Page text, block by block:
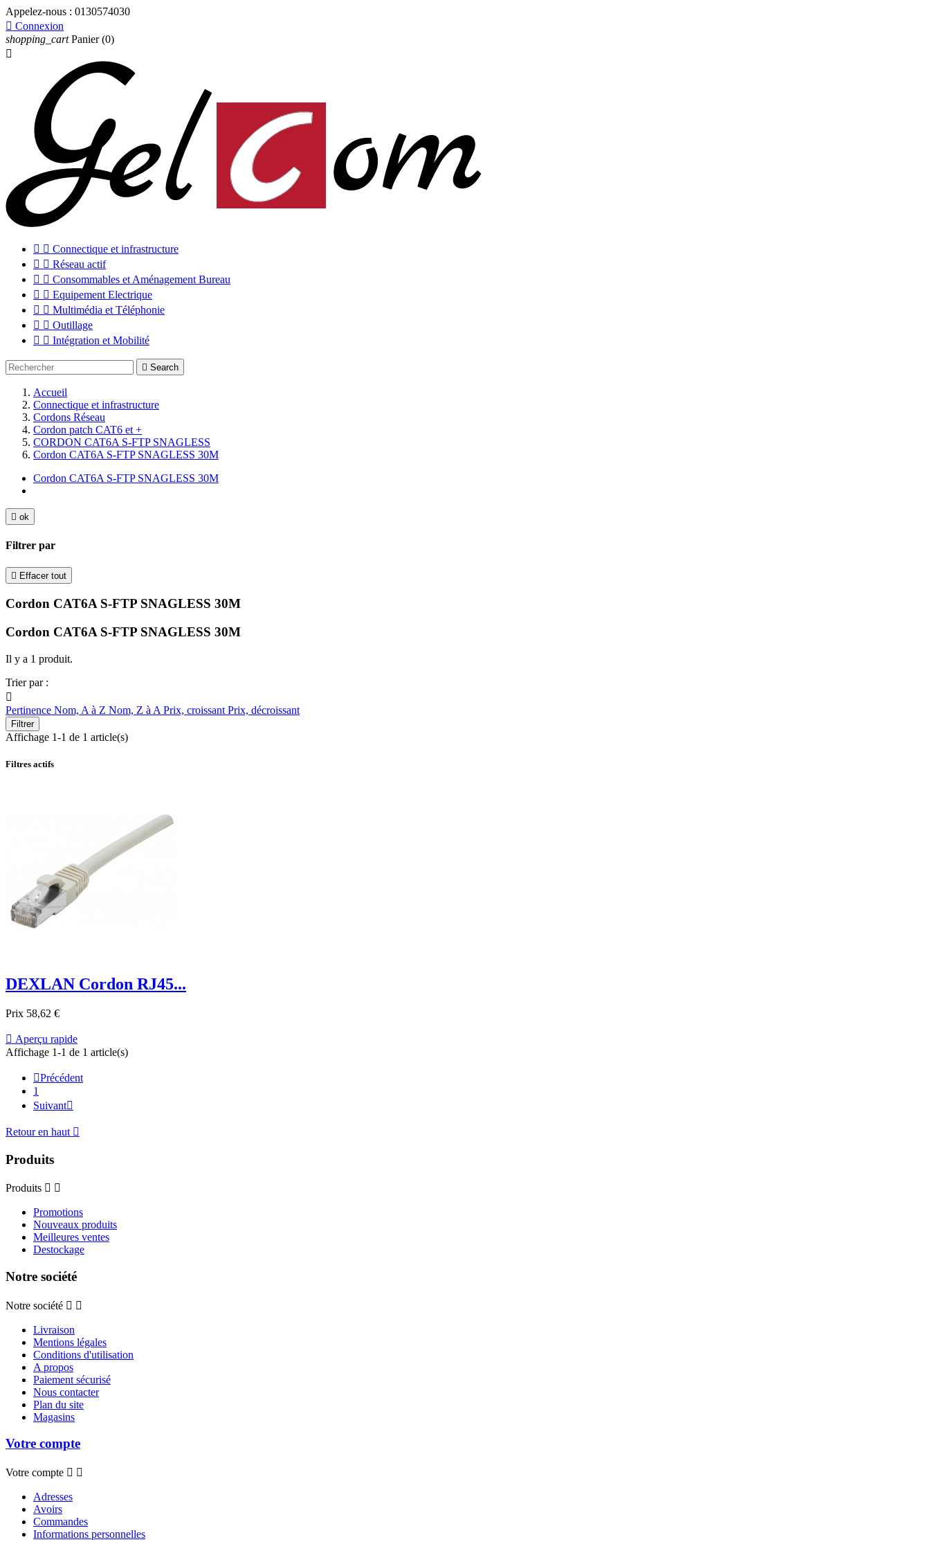
Appelez-nous : 0130574030
 Connexion
shopping_cart Panier (0)

  Connectique et infrastructure
  Réseau actif
  Consommables et Aménagement Bureau
  Equipement Electrique
  Multimédia et Téléphonie
  Outillage
  Intégration et Mobilité
 Search
Accueil
Connectique et infrastructure
Cordons Réseau
Cordon patch CAT6 et +
CORDON CAT6A S-FTP SNAGLESS
Cordon CAT6A S-FTP SNAGLESS 30M
Cordon CAT6A S-FTP SNAGLESS 30M
 ok
Filtrer par
 Effacer tout
Cordon CAT6A S-FTP SNAGLESS 30M
Cordon CAT6A S-FTP SNAGLESS 30M
Il y a 1 produit.
Trier par :

Pertinence Nom, A à Z Nom, Z à A Prix, croissant Prix, décroissant
Filtrer
Affichage 1-1 de 1 article(s)
Filtres actifs
DEXLAN Cordon RJ45...
Prix 58,62 €
 Aperçu rapide
Affichage 1-1 de 1 article(s)
Précédent
1
Suivant
Retour en haut 
Produits
Produits  
Promotions
Nouveaux produits
Meilleures ventes
Destockage
Notre société
Notre société  
Livraison
Mentions légales
Conditions d'utilisation
A propos
Paiement sécurisé
Nous contacter
Plan du site
Magasins
Votre compte
Votre compte  
Adresses
Avoirs
Commandes
Informations personnelles